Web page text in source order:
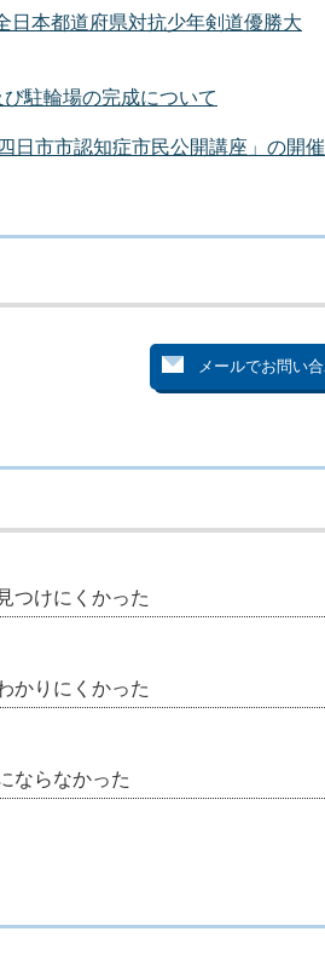
本都道府県対抗少年剣道優勝大
駐輪場の完成について
市市認知症市民公開講座」の開催
見つけにくかった
かりにくかった
ならなかった